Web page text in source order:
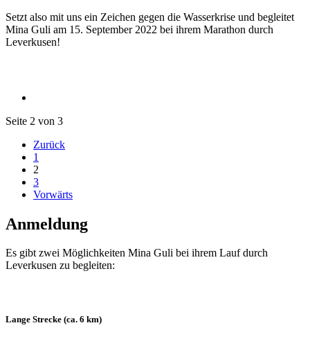
Setzt also mit uns ein Zeichen gegen die Wasserkrise und begleitet
Mina Guli am 15. September 2022 bei ihrem Marathon durch
Leverkusen!
Seite 2 von 3
Zurück
1
2
3
Vorwärts
Anmeldung
Es gibt zwei Möglichkeiten Mina Guli bei ihrem Lauf durch
Leverkusen zu begleiten:
Lange Strecke (ca. 6 km)